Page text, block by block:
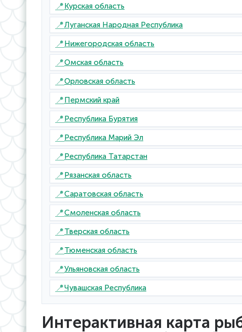
📍Курская область
📍Луганская Народная Республика
📍Нижегородская область
📍Омская область
📍Орловская область
📍Пермский край
📍Республика Бурятия
📍Республика Марий Эл
📍Республика Татарстан
📍Рязанская область
📍Саратовская область
📍Смоленская область
📍Тверская область
📍Тюменская область
📍Ульяновская область
📍Чувашская Республика
Интерактивная карта